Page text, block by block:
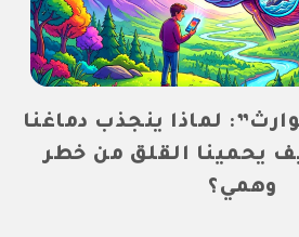
لماذا ينجذب دماغنا
يحمينا القلق من خطر
وهمي؟